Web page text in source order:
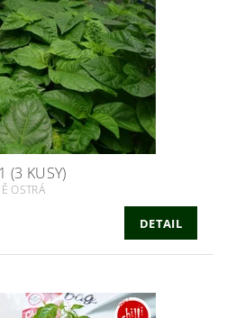
(3 KUSY)
OSTRÁ
DETAIL